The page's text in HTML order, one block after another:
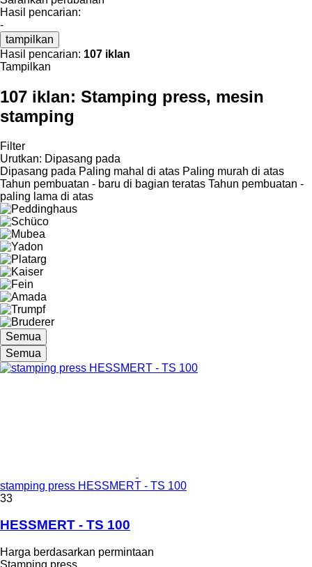
Hasil pencarian:
-
tampilkan
Hasil pencarian: 107 iklan
Tampilkan
107 iklan: Stamping press, mesin
stamping
Filter
Urutkan: Dipasang pada
Dipasang pada Paling mahal di atas Paling murah di atas
Tahun pembuatan - baru di bagian teratas Tahun pembuatan -
paling lama di atas
Semua
Semua
stamping press HESSMERT - TS 100
33
HESSMERT - TS 100
Harga berdasarkan permintaan